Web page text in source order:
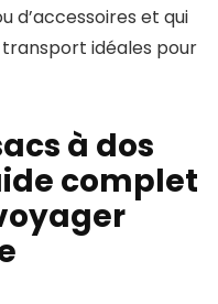
d’accessoires et qui
idéales pour
à dos
complet